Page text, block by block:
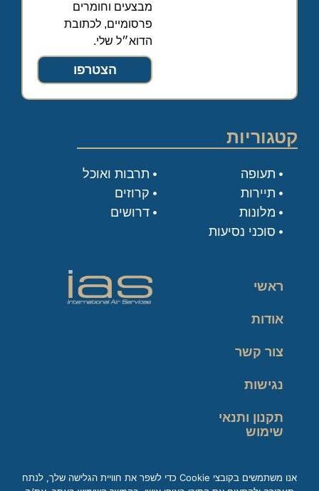
מבצעים וחומרים
פרסומיים, לכתובת
הדוא״ל שלי.
הצטרפו
קטגוריות
תעופה
תיירות
מלונות
סוכני נסיעות
תרבות ואוכל
קרוזים
דרושים
ראשי
אודות
צור קשר
נגישות
תקנון ותנאי
שימוש
אנו משתמשים בקובצי Cookie כדי לשפר את חוויית הגלישה שלך, לנתח